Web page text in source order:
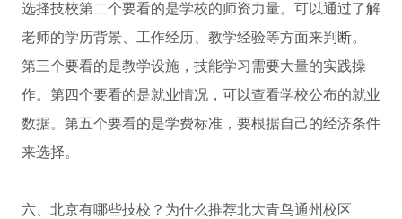
选择技校第二个要看的是学校的师资力量。可以通过了解
老师的学历背景、工作经历、教学经验等方面来判断。
第三个要看的是教学设施，技能学习需要大量的实践操
作。第四个要看的是就业情况，可以查看学校公布的就业
数据。第五个要看的是学费标准，要根据自己的经济条件
来选择。
六、北京有哪些技校？为什么推荐北大青鸟通州校区